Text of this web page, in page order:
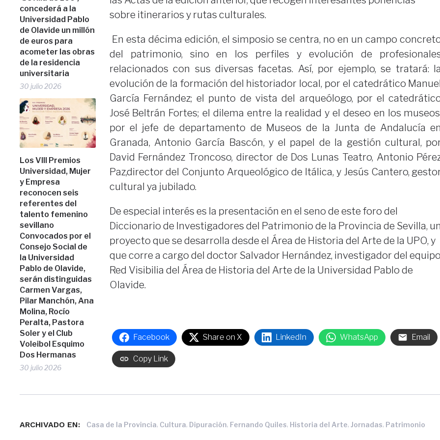
concederá a la
Universidad Pablo
de Olavide un millón
de euros para
acometer las obras
de la residencia
universitaria
30 julio 2026
Los VIII Premios
Universidad, Mujer
y Empresa
reconocen seis
referentes del
talento femenino
sevillano
Convocados por el
Consejo Social de
la Universidad
Pablo de Olavide,
serán distinguidas
Carmen Vargas,
Pilar Manchón, Ana
Molina, Rocío
Peralta, Pastora
Soler y el Club
Voleibol Esquimo
Dos Hermanas
30 julio 2026
sobre itinerarios y rutas culturales.
En esta décima edición, el simposio se centra, no en un campo
del patrimonio, sino en los perfiles y evolución de
relacionados con sus diversas facetas. Así, por ejemplo, se tratará: la
evolución de la formación del historiador local, por el catedrático Manuel
García Fernández; el punto de vista del arqueólogo, por el
José Beltrán Fortes; el dilema entre la realidad y el deseo en los
por el jefe de departamento de Museos de la Junta de Andalucía en
Granada, Antonio García Bascón, y el papel de la gestión cultural,
David Fernández Troncoso, director de Dos Lunas Teatro, Antonio
Paz,director del Conjunto Arqueológico de Itálica, y Jesús Cantero,
cultural ya jubilado.
De especial interés es la presentación en el seno de este foro del
Diccionario de Investigadores del Patrimonio de la Provincia de Sevilla, un
proyecto que se desarrolla desde el Área de Historia del Arte de la UPO, y
que corre a cargo del doctor Salvador Hernández, investigador del equipo
Red Visibilia del Área de Historia del Arte de la Universidad Pablo de
Olavide.
Facebook Share on X LinkedIn WhatsApp Email
Copy Link
ARCHIVADO EN: Casa de la Provincia, Cultura, Dipuración, Fernando Quiles, Historia del Arte,Jornadas, Patrimonio